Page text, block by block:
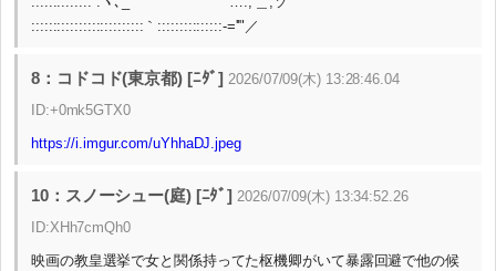
::::::::::::::::::::::::::｀:::::::::::::::-=''"／
8：コドコド(東京都) [ﾆﾀﾞ] 2026/07/09(木) 13:28:46.04
ID:+0mk5GTX0
https://i.imgur.com/uYhhaDJ.jpeg
10：スノーシュー(庭) [ﾆﾀﾞ] 2026/07/09(木) 13:34:52.26
ID:XHh7cmQh0
映画の教皇選挙で女と関係持ってた枢機卿がいて暴露回避で他の候